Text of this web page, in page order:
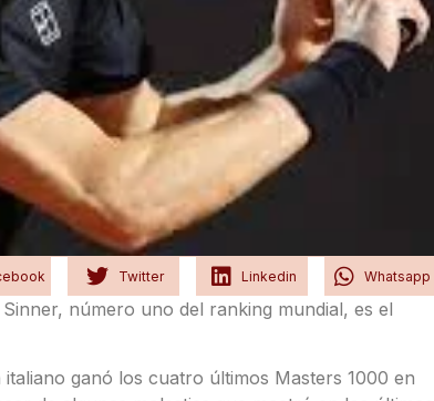
Twitter Linkedin Whatsapp
número uno del ranking mundial, es el
ganó los cuatro últimos Masters 1000 en